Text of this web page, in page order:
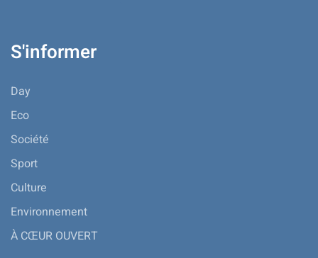
S'informer
Day
Eco
Société
Sport
Culture
Environnement
À CŒUR OUVERT